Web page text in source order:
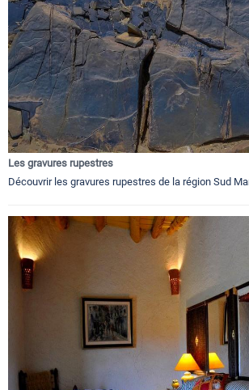
Les gravures rupestres
Découvrir les gravures rupestres de la région Sud